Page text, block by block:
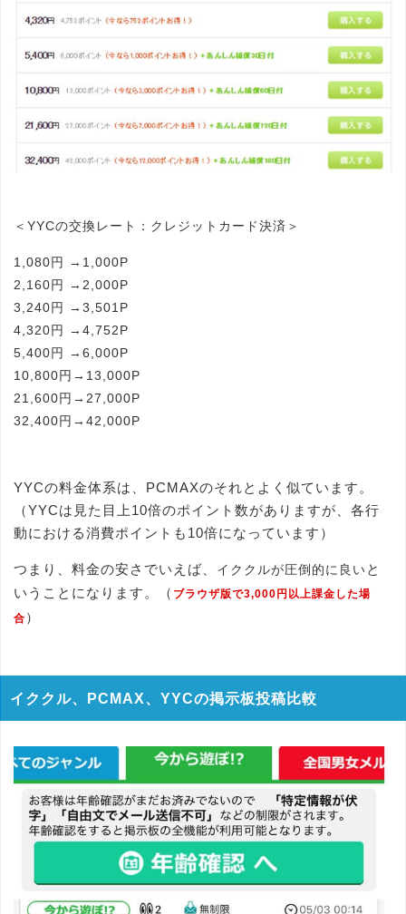
＜YYCの交換レート：クレジットカード決済＞
1,080円 →1,000P
2,160円 →2,000P
3,240円 →3,501P
4,320円 →4,752P
5,400円 →6,000P
10,800円→13,000P
21,600円→27,000P
32,400円→42,000P
YYCの料金体系は、PCMAXのそれとよく似ています。
（YYCは見た目上10倍のポイント数がありますが、各行
動における消費ポイントも10倍になっています）
つまり、料金の安さでいえば、 イククルが圧倒的に良いと
いうことになります。（ ブラウザ版で3,000円以上課金した場
合 ）
イククル、PCMAX、YYCの掲示板投稿比較